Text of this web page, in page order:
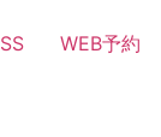
WEB予約